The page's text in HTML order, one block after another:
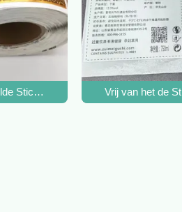
de Flessensticker Glanzende Zilver
van de de Flessen Hete
Stickers drukten deVrij van het de